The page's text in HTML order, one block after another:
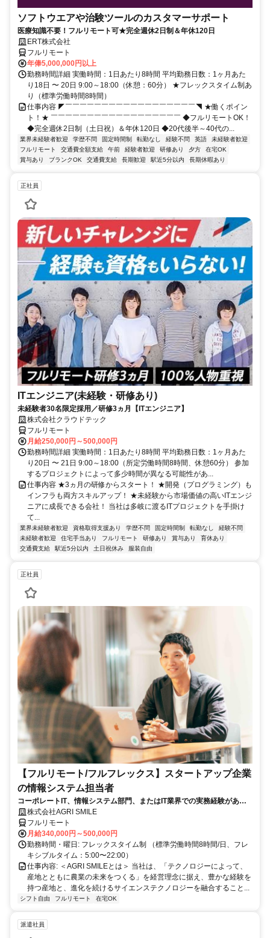
ソフトウエアや治験ツールのカスタマーサポート
医療知識不要！フルリモート可★完全週休2日制＆年休120日
ERT株式会社
フルリモート
年俸5,000,000円以上
勤務時間詳細 実働時間：1日あたり8時間 平均勤務日数：1ヶ月あた
り18日 〜 20日 9:00～18:00（休憩：60分） ★フレックスタイム制あ
り（標準労働時間8時間）
仕事内容 ◤￣￣￣￣￣￣￣￣￣￣￣￣￣￣￣￣￣￣◥ ★働くポイン
ト！★ ￣￣￣￣￣￣￣￣￣￣￣￣￣￣￣￣￣￣ ◆フルリモートOK！
◆完全週休2日制（土日祝）＆年休120日 ◆20代後半～40代の...
業界未経験者歓迎 学歴不問 固定時間制 転勤なし 経験不問 英語
未経験者歓迎
フルリモート
交通費全額支給 午前 経験者歓迎 研修あり 夕方
在宅OK
賞与あり
ブランクOK 交通費支給 長期歓迎 駅近5分以内 長期休暇あり
正社員
ITエンジニア(未経験・研修あり)
未経験者30名限定採用／研修3ヵ月【ITエンジニア】
株式会社クラウドテック
フルリモート
月給250,000円～500,000円
勤務時間詳細 実働時間：1日あたり8時間 平均勤務日数：1ヶ月あた
り20日 〜 21日 9:00～18:00（所定労働時間8時間、休憩60分） 参加
するプロジェクトによって多少時間が異なる可能性があ...
仕事内容 ★3ヵ月の研修からスタート！ ★開発（プログラミング）も
インフラも両方スキルアップ！ ★未経験から市場価値の高いITエンジ
ニアに成長できる会社！ 当社は多岐に渡るITプロジェクトを手掛け
て...
業界未経験者歓迎 資格取得支援あり 学歴不問 固定時間制 転勤なし
経験不問
未経験者歓迎
住宅手当あり フルリモート 研修あり 賞与あり
育休あり
交通費支給
駅近5分以内 土日祝休み 服装自由
正社員
【フルリモート/フルフレックス】スタートアップ企業
の情報システム担当者
コーポレートIT、情報システム部門、またはIT業界での実務経験がある
方、大歓迎！
株式会社AGRI SMILE
フルリモート
月給340,000円～500,000円
勤務時間・曜日: フレックスタイム制 （標準労働時間8時間/日、フレ
キシブルタイム：5:00〜22:00）
仕事内容: ＜AGRI SMILEとは＞ 当社は、「テクノロジーによって、
産地とともに農業の未来をつくる」を経営理念に据え、豊かな経験を
持つ産地と、進化を続けるサイエンステクノロジーを融合すること...
シフト自由 フルリモート 在宅OK
派遣社員